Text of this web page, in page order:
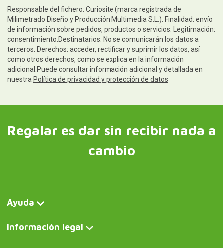
Responsable del fichero: Curiosite (marca registrada de
Milimetrado Diseño y Producción Multimedia S.L.). Finalidad: envío
de información sobre pedidos, productos o servicios. Legitimación:
consentimiento.Destinatarios: No se comunicarán los datos a
terceros. Derechos: acceder, rectificar y suprimir los datos, así
como otros derechos, como se explica en la información
adicional.Puede consultar información adicional y detallada en
nuestra Política de privacidad y protección de datos
Regalar es dar sin recibir nada a
cambio
Ayuda
Información legal